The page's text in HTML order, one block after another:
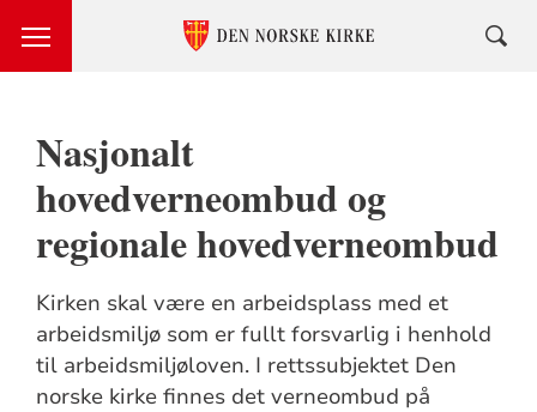
Nasjonalt
hovedverneombud og
regionale hovedverneombud
Kirken skal være en arbeidsplass med et
arbeidsmiljø som er fullt forsvarlig i henhold
til arbeidsmiljøloven. I rettssubjektet Den
norske kirke finnes det verneombud på